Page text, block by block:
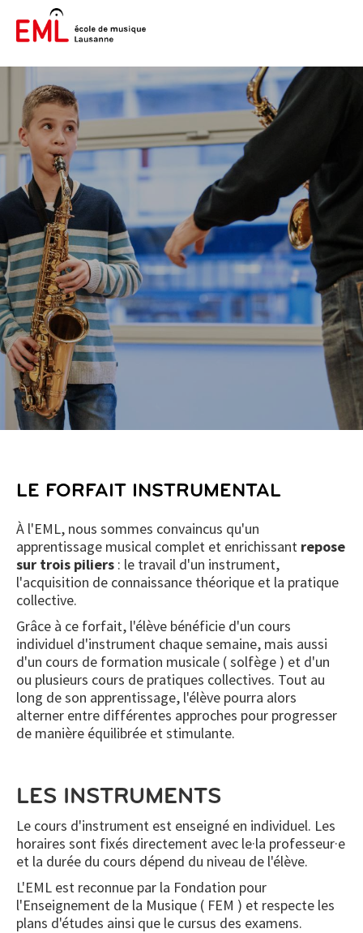
LE FORFAIT INSTRUMENTAL
À l'EML, nous sommes convaincus qu'un
apprentissage musical complet et enrichissant repose
sur trois piliers : le travail d'un instrument,
l'acquisition de connaissance théorique et la pratique
collective.
Grâce à ce forfait, l'élève bénéficie d'un cours
individuel d'instrument chaque semaine, mais aussi
d'un cours de formation musicale ( solfège ) et d'un
ou plusieurs cours de pratiques collectives. Tout au
long de son apprentissage, l'élève pourra alors
alterner entre différentes approches pour progresser
de manière équilibrée et stimulante.
LES INSTRUMENTS
Le cours d'instrument est enseigné en individuel. Les
horaires sont fixés directement avec le·la professeur·e
et la durée du cours dépend du niveau de l'élève.
L'EML est reconnue par la Fondation pour
l'Enseignement de la Musique ( FEM ) et respecte les
plans d'études ainsi que le cursus des examens.